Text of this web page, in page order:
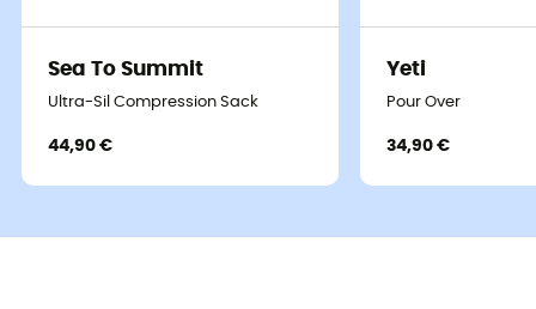
Sea To Summit
Ultra-Sil Compression Sack
44,90 €
Yeti
Pour Over
34,90 €